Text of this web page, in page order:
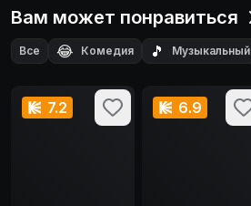
Вам может понравиться
Все 😂 Комедия 🎵 Музыкальный
7.2 6.9